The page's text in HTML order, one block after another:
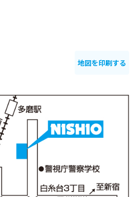
地図を印刷する